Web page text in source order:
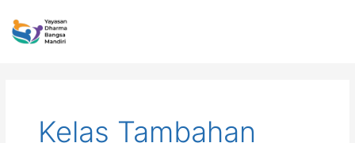
konten
Kelas Tambahan